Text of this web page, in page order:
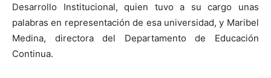
Desarrollo Institucional, quien tuvo a su cargo unas
palabras en representación de esa universidad,y Maribel
Medina, directora del Departamento de Educación
Continua.